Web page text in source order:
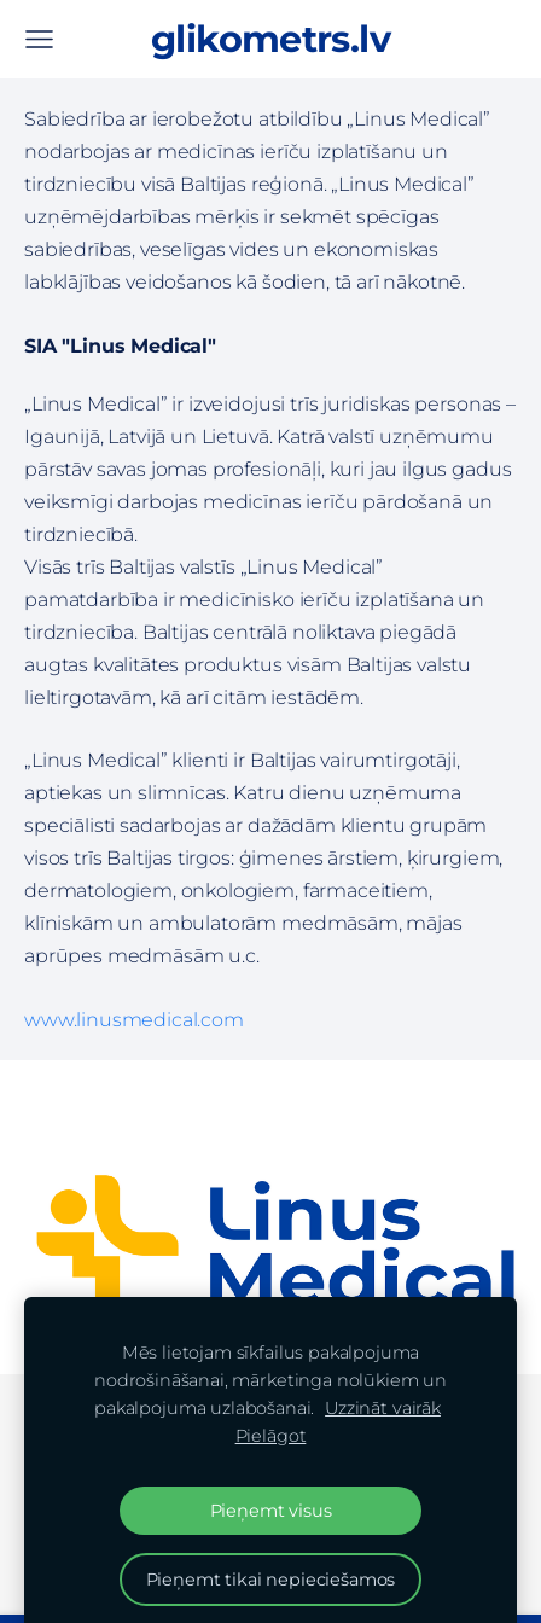
glikometrs.lv
Sabiedrība ar ierobežotu atbildību „Linus Medical”
nodarbojas ar medicīnas ierīču izplatīšanu un
tirdzniecību visā Baltijas reģionā. „Linus Medical”
uzņēmējdarbības mērķis ir sekmēt spēcīgas
sabiedrības, veselīgas vides un ekonomiskas
labklājības veidošanos kā šodien, tā arī nākotnē.
SIA "Linus Medical"
„Linus Medical” ir izveidojusi trīs juridiskas personas –
Igaunijā, Latvijā un Lietuvā. Katrā valstī uzņēmumu
pārstāv savas jomas profesionāļi, kuri jau ilgus gadus
veiksmīgi darbojas medicīnas ierīču pārdošanā un
tirdzniecībā.
Visās trīs Baltijas valstīs „Linus Medical”
pamatdarbība ir medicīnisko ierīču izplatīšana un
tirdzniecība. Baltijas centrālā noliktava piegādā
augtas kvalitātes produktus visām Baltijas valstu
lieltirgotavām, kā arī citām iestādēm.
„Linus Medical” klienti ir Baltijas vairumtirgotāji,
aptiekas un slimnīcas. Katru dienu uzņēmuma
speciālisti sadarbojas ar dažādām klientu grupām
visos trīs Baltijas tirgos: ģimenes ārstiem, ķirurgiem,
dermatologiem, onkologiem, farmaceitiem,
klīniskām un ambulatorām medmāsām, mājas
aprūpes medmāsām u.c.
www.linusmedical.com
Sīkdatnes
Veidots arMozello- labo mājas lapu ģeneratoru.
Mēs lietojam sīkfailus pakalpojuma
nodrošināšanai, mārketinga nolūkiem un
pakalpojuma uzlabošanai.
Uzzināt vairāk
Pielāgot
Pieņemt visus
Pieņemt tikai nepieciešamos